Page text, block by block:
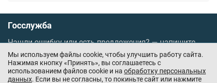
Госслужба
Нашли ошибку или есть предложения? —напишите
нам
Порядок проведения оплаты по банковским
картам/Цены/Оферта
Мы используем файлы cookie, чтобы улучшить работу сайта.
Нажимая кнопку «Принять», вы соглашаетесь с
использованием файлов cookie и на обработку персональных
данных. Если вы не согласны, то покиньте сайт или нажмите